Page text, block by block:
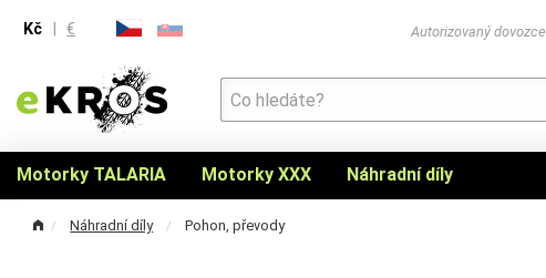
Kč € Autorizovaný dovozce
Motorky TALARIA Motorky XXX Náhradní díly
Náhradní díly Pohon, převody